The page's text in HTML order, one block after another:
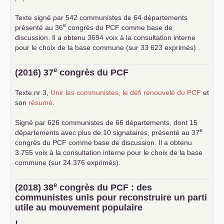
Texte signé par 542 communistes de 64 départements
présenté au 36e congrès du PCF comme base de
discussion. Il a obtenu 3694 voix à la consultation interne
pour le choix de la base commune (sur 33 623 exprimés) .
(2016) 37e congrès du PCF
Texte nr 3, Unir les communistes, le défi renouvelé du PCF et
son résumé
Signé par 626 communistes de 66 départements, dont 15
départements avec plus de 10 signataires, présenté au 37e
congrès du PCF comme base de discussion. Il a obtenu
3.755 voix à la consultation interne pour le choix de la base
commune (sur 24.376 exprimés).
(2018) 38e congrès du PCF : des
communistes unis pour reconstruire un parti
utile au mouvement populaire